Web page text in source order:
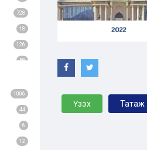
728
18
126
58
3
34
1006
44
6
12
Үзэх Татаж